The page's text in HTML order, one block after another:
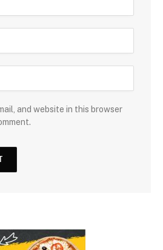
and website in this browser